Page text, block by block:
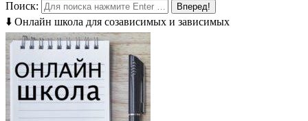
Поиск:
⬇️ Онлайн школа для созависимых и зависимых